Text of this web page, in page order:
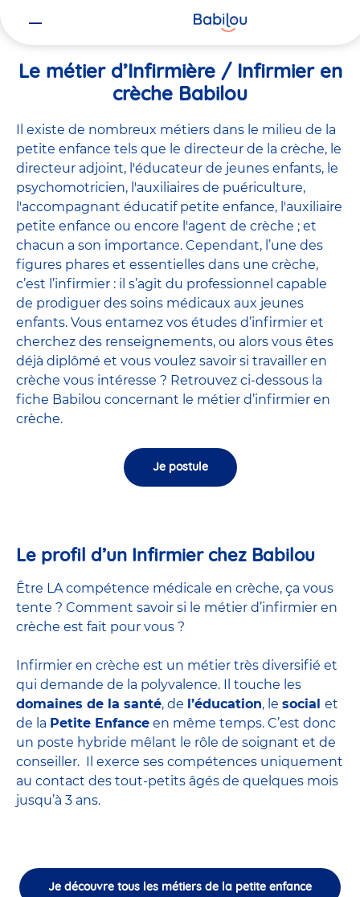
Le métier d’Infirmière / Infirmier en
crèche Babilou
Il existe de nombreux métiers dans le milieu de la
petite enfance tels que le directeur de la crèche, le
directeur adjoint, l'éducateur de jeunes enfants, le
psychomotricien, l'auxiliaires de puériculture,
l'accompagnant éducatif petite enfance, l'auxiliaire
petite enfance ou encore l'agent de crèche ; et
chacun a son importance. Cependant, l’une des
figures phares et essentielles dans une crèche,
c’est l’infirmier : il s’agit du professionnel capable
de prodiguer des soins médicaux aux jeunes
enfants. Vous entamez vos études d’infirmier et
cherchez des renseignements, ou alors vous êtes
déjà diplômé et vous voulez savoir si travailler en
crèche vous intéresse ? Retrouvez ci-dessous la
fiche Babilou concernant le métier d’infirmier en
crèche.
Je postule
Le profil d’un Infirmier chez Babilou
Être LA compétence médicale en crèche, ça vous
tente ? Comment savoir si le métier d’infirmier en
crèche est fait pour vous ?
Infirmier en crèche est un métier très diversifié et
qui demande de la polyvalence. Il touche les
domaines de la santé, de l’éducation, le social et
de la Petite Enfance en même temps. C’est donc
un poste hybride mêlant le rôle de soignant et de
conseiller. Il exerce ses compétences uniquement
au contact des tout-petits âgés de quelques mois
jusqu’à 3 ans.
Je découvre tous les métiers de la petite enfance